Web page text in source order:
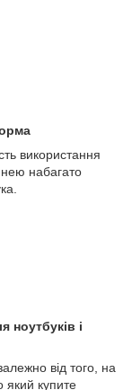
використання
набагато
ноутбуків і
від того, на
який купите